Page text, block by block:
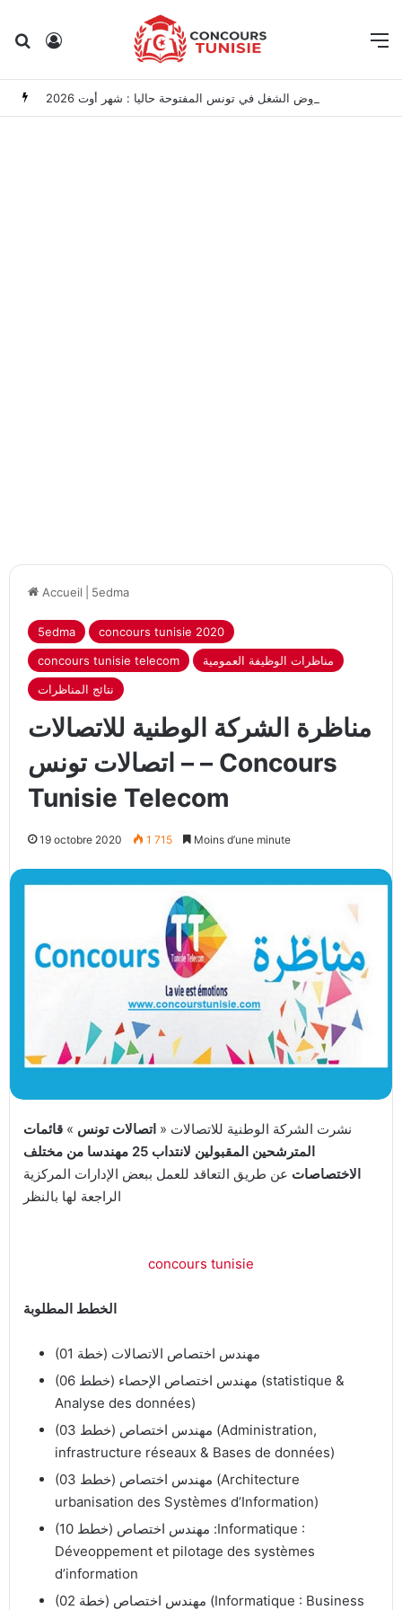
RechercherConnexion
Accueil 5edma
5edma
concours tunisie 2020
concours tunisie telecom
مناظرات الوظيفة العمومية
نتائج المناظرات
مناظرة الشركة الوطنية للاتصالات
– اتصالات تونس – Concours
Tunisie Telecom
19 octobre 2020 1 715 Moins d’une minute
نشرت الشركة الوطنية للاتصالات « اتصالات تونس » قائمات
المترشحين المقبولين لانتداب
25 مهندسا من مختلف
الاختصاصات عن طريق التعاقد للعمل ببعض الإدارات المركزية
الراجعة لها بالنظر
concours tunisie
الخطط المطلوبة
(01 خطة) مهندس اختصاص الاتصالات
(06 خطط) مهندس اختصاص الإحصاء (statistique &
Analyse des données)
(03 خطط) مهندس اختصاص (Administration,
infrastructure réseaux & Bases de données)
(03 خطط) مهندس اختصاص (Architecture
urbanisation des Systèmes d’Information)
(10 خطط) مهندس اختصاص :Informatique :
Déveoppement et pilotage des systèmes
d’information
(02 خطة) مهندس اختصاص (Informatique : Business